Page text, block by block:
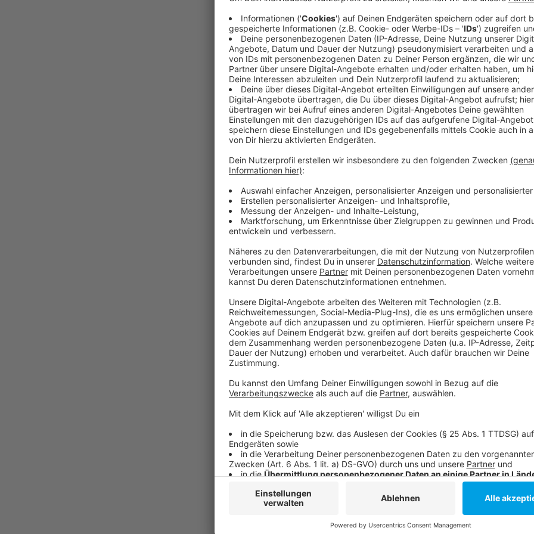
Entweder müssen die letzten Geschenke oder
werden. In unserer Stadt ist das Einkaufen heute
möglich, hat uns Carina Peretzke vom
Anzeige
Carina Peretzke vom Handelsverband
Infos zu Öffnungszeiten der Geschäfte
Anzeige
Öffnungszeiten der Weihnachtsmärkte
Anzeige
Auch dieWeihnachtsmärkte in der Innenstadt haben
nämlich bis 15 Uhr. Morgen sind sie geschlossen;
Anzeige
Weitere Infos und Links zum Thema:
IHK - So dürfen Geschäfte an Heiligabend öffnen
RP-Bericht dazu
Handelsverband - Regeln für Gutscheine und